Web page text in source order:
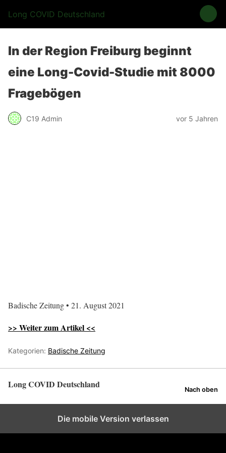
Long COVID Deutschland
In der Region Freiburg beginnt
eine Long-Covid-Studie mit 8000
Fragebögen
C19 Admin vor 5 Jahren
Badische Zeitung • 21. August 2021
>> Weiter zum Artikel <<
Kategorien: Badische Zeitung
Long COVID Deutschland Nach oben
Die mobile Version verlassen